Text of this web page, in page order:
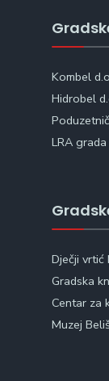
Kombel
Hidrobel
LRA
Dječji vrtić
Gradska
Centar za
Muzej